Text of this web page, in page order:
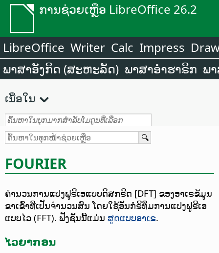
ການຊ່ວຍເຫຼືອ LibreOffice 26.2
LibreOffice Writer Calc Impress
ພາສາອັງກິດ (ສະຫະລັດ) ພາສາອຳຮາຣິກ ພ
ເນື້ອໃນ
FOURIER
ຄຳນວນການແປງຟູຣີເອແບບດິສກຣີດ [DFT] ຂອງອາເຣຂໍ້ມູນ
ຂາເຂົ້າທີ່ເປັນຈຳນວນສົນ ໂດຍໃຊ້ອັນກໍຣິທຶມການແປງຟູຣີເອ
ແບບໄວ (FFT). ຟັງຊັນນີ້ແມ່ນ ສູດແບບອາເຣ.
ໄວຍາກອນ